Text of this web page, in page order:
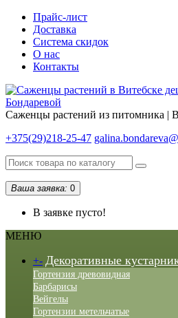
Прайс-лист
Доставка
Система скидок
О нас
Контакты
Саженцы растений из питомника |
+375(29)218-25-47
Ваша заявка: 0
В заявке пусто!
МЕНЮ
+- Декоративные
Гортензия древовидная
Барбарисы
Вейгелы
Гортензии метельчатые